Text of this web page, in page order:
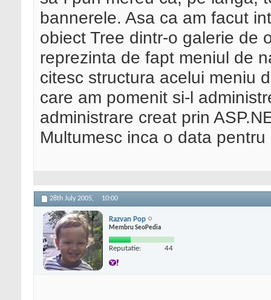
bannerele. Asa ca am facut
obiect Tree dintr-o galerie de
reprezinta de fapt meniul de
citesc structura acelui meniu
care am pomenit si-l
administrare creat prin
Multumesc inca o data pentru
28th July 2005, 10:00
Razvan Pop
Membru SeoPedia
Reputatie: 44